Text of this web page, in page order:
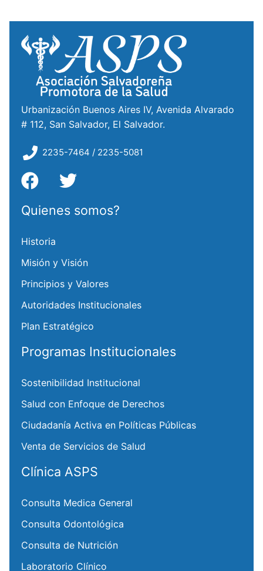
Urbanización Buenos Aires IV, Avenida Alvarado
# 112, San Salvador, El Salvador.
2235-7464 / 2235-5081
Quienes somos?
Historia
Misión y Visión
Principios y Valores
Autoridades Institucionales
Plan Estratégico
Programas Institucionales
Sostenibilidad Institucional
Salud con Enfoque de Derechos
Ciudadanía Activa en Políticas Públicas
Venta de Servicios de Salud
Clínica ASPS
Consulta Medica General
Consulta Odontológica
Consulta de Nutrición
Laboratorio Clínico